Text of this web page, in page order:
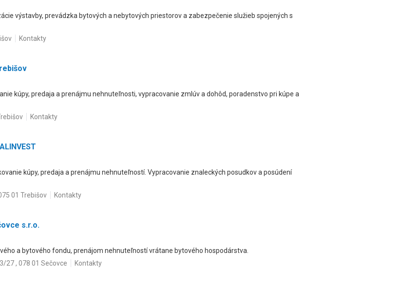
výstavby, prevádzka bytových a nebytových priestorov a zabezpečenie služieb spojených s
Kontakty
kúpy, predaja a prenájmu nehnuteľnosti, vypracovanie zmlúv a dohôd, poradenstvo pri kúpe a
Kontakty
kúpy, predaja a prenájmu nehnuteľností. Vypracovanie znaleckých posudkov a posúdení
01 Trebišov
Kontakty
s.r.o.
a bytového fondu, prenájom nehnuteľností vrátane bytového hospodárstva.
27 , 078 01 Sečovce
Kontakty